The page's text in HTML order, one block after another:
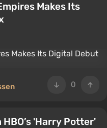
Makes Its
0
'Harry Potter'